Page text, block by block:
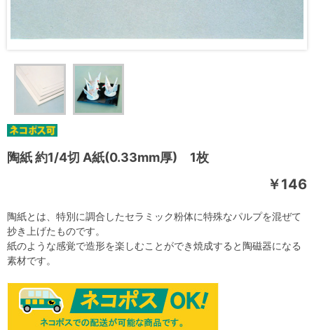
陶紙 約1/4切 A紙(0.33mm厚) 1枚
￥146
陶紙とは、特別に調合したセラミック粉体に特殊なパルプを混ぜて
抄き上げたものです。
紙のような感覚で造形を楽しむことができ焼成すると陶磁器になる
素材です。